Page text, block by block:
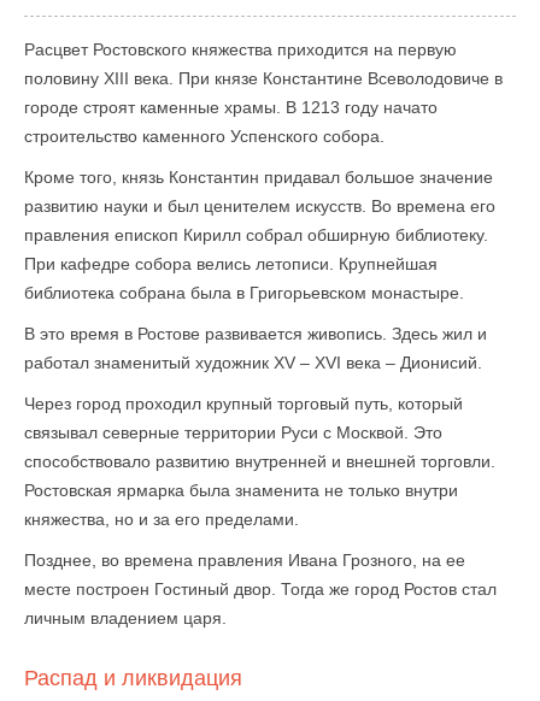
Расцвет Ростовского княжества приходится на первую
половину XIII века. При князе Константине Всеволодовиче в
городе строят каменные храмы. В 1213 году начато
строительство каменного Успенского собора.
Кроме того, князь Константин придавал большое значение
развитию науки и был ценителем искусств. Во времена его
правления епископ Кирилл собрал обширную библиотеку.
При кафедре собора велись летописи. Крупнейшая
библиотека собрана была в Григорьевском монастыре.
В это время в Ростове развивается живопись. Здесь жил и
работал знаменитый художник XV – XVI века – Дионисий.
Через город проходил крупный торговый путь, который
связывал северные территории Руси с Москвой. Это
способствовало развитию внутренней и внешней торговли.
Ростовская ярмарка была знаменита не только внутри
княжества, но и за его пределами.
Позднее, во времена правления Ивана Грозного, на ее
месте построен Гостиный двор. Тогда же город Ростов стал
личным владением царя.
Распад и ликвидация